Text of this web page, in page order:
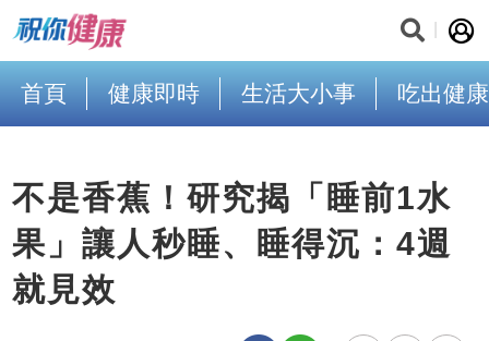
首頁 健康即時 生活大小事 吃出健康
不是香蕉！研究揭「睡前1水
果」讓人秒睡、睡得沉：4週
就見效